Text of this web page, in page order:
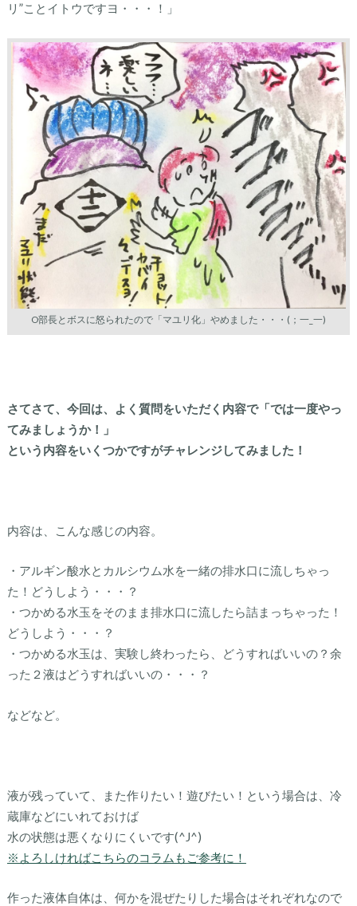
リ”ことイトウですヨ・・・！」
O部長とボスに怒られたので「マユリ化」やめました・・・(；一_一)
さてさて、今回は、よく質問をいただく内容で「では一度やっ
てみましょうか！」
という内容をいくつかですがチャレンジしてみました！
内容は、こんな感じの内容。
・アルギン酸水とカルシウム水を一緒の排水口に流しちゃっ
た！どうしよう・・・？
・つかめる水玉をそのまま排水口に流したら詰まっちゃった！
どうしよう・・・？
・つかめる水玉は、実験し終わったら、どうすればいいの？余
った２液はどうすればいいの・・・？
などなど。
液が残っていて、また作りたい！遊びたい！という場合は、冷
蔵庫などにいれておけば
水の状態は悪くなりにくいです(^J^)
※よろしければこちらのコラムもご参考に！
作った液体自体は、何かを混ぜたりした場合はそれぞれなので